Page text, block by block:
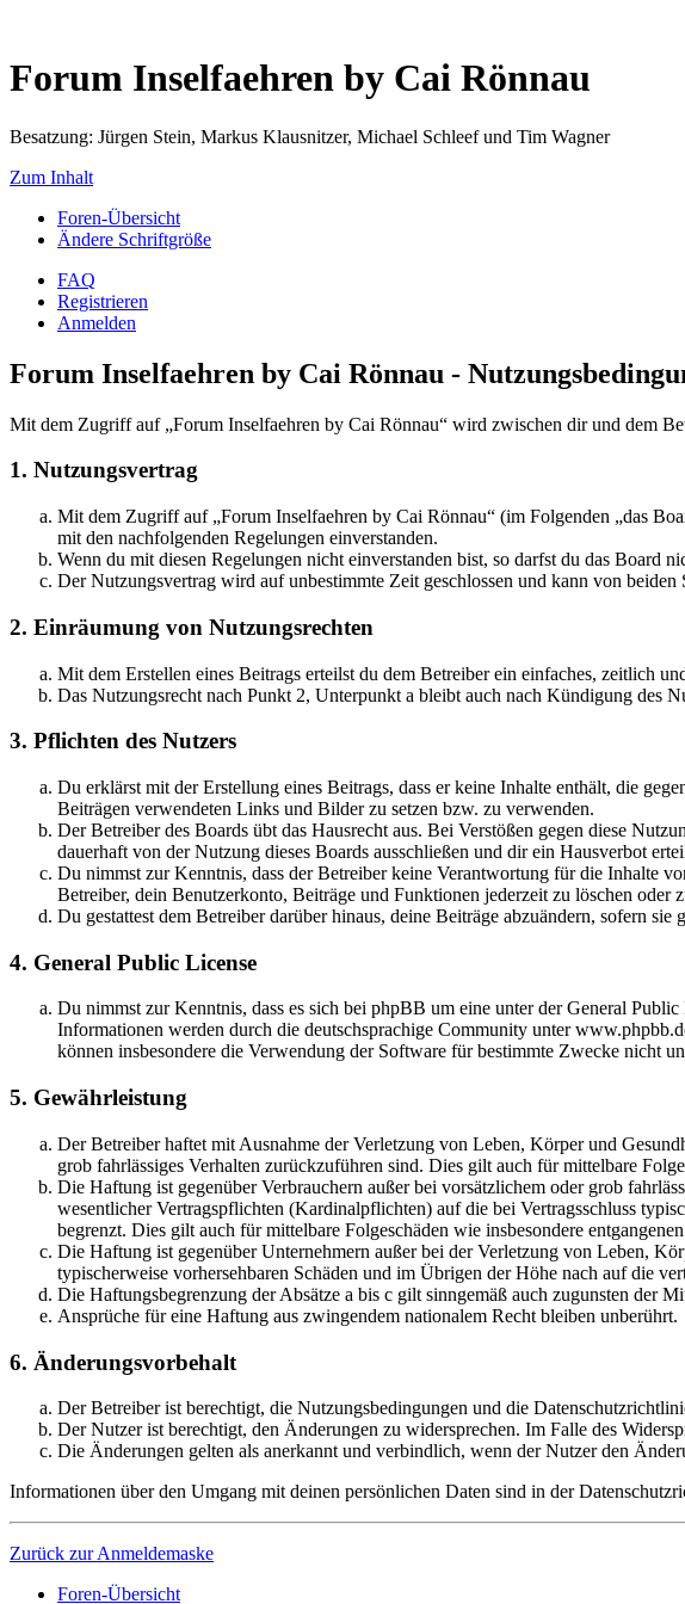
Forum Inselfaehren by Cai Rönnau
Besatzung: Jürgen Stein, Markus Klausnitzer, Michael Schleef und Tim Wagner
Zum Inhalt
Foren-Übersicht
Ändere Schriftgröße
FAQ
Registrieren
Anmelden
Forum Inselfaehren by Cai Rönnau -
Mit dem Zugriff auf „Forum Inselfaehren by Cai Rönnau“ wird zwischen dir und dem
1. Nutzungsvertrag
Mit dem Zugriff auf „Forum Inselfaehren by Cai Rönnau“ (im Folgenden „das
mit den nachfolgenden Regelungen einverstanden.
Wenn du mit diesen Regelungen nicht einverstanden bist, so darfst du das Board
Der Nutzungsvertrag wird auf unbestimmte Zeit geschlossen und kann von
2. Einräumung von Nutzungsrechten
Mit dem Erstellen eines Beitrags erteilst du dem Betreiber ein einfaches, zeitlich
Das Nutzungsrecht nach Punkt 2, Unterpunkt a bleibt auch nach Kündigung des
3. Pflichten des Nutzers
Du erklärst mit der Erstellung eines Beitrags, dass er keine Inhalte enthält, die
Beiträgen verwendeten Links und Bilder zu setzen bzw. zu verwenden.
Der Betreiber des Boards übt das Hausrecht aus. Bei Verstößen gegen diese
dauerhaft von der Nutzung dieses Boards ausschließen und dir ein Hausverbot
Du nimmst zur Kenntnis, dass der Betreiber keine Verantwortung für die Inhalte
Betreiber, dein Benutzerkonto, Beiträge und Funktionen jederzeit zu löschen oder
Du gestattest dem Betreiber darüber hinaus, deine Beiträge abzuändern, sofern
4. General Public License
Du nimmst zur Kenntnis, dass es sich bei phpBB um eine unter der General
Informationen werden durch die deutschsprachige Community unter
können insbesondere die Verwendung der Software für bestimmte Zwecke nicht
5. Gewährleistung
Der Betreiber haftet mit Ausnahme der Verletzung von Leben, Körper und
grob fahrlässiges Verhalten zurückzuführen sind. Dies gilt auch für mittelbare
Die Haftung ist gegenüber Verbrauchern außer bei vorsätzlichem oder grob
wesentlicher Vertragspflichten (Kardinalpflichten) auf die bei Vertragsschluss
begrenzt. Dies gilt auch für mittelbare Folgeschäden wie insbesondere
Die Haftung ist gegenüber Unternehmern außer bei der Verletzung von Leben,
typischerweise vorhersehbaren Schäden und im Übrigen der Höhe nach auf die
Die Haftungsbegrenzung der Absätze a bis c gilt sinngemäß auch zugunsten der
Ansprüche für eine Haftung aus zwingendem nationalem Recht bleiben unberührt.
6. Änderungsvorbehalt
Der Betreiber ist berechtigt, die Nutzungsbedingungen und die
Der Nutzer ist berechtigt, den Änderungen zu widersprechen. Im Falle des
Die Änderungen gelten als anerkannt und verbindlich, wenn der Nutzer den
Informationen über den Umgang mit deinen persönlichen Daten sind in der
Zurück zur Anmeldemaske
Foren-Übersicht